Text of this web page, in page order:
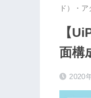
ド）・
【
面構
2020